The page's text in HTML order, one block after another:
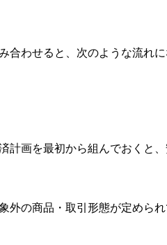
わせると、次のような流れに
画を最初から組んでおくと、
の商品・取引形態が定めら